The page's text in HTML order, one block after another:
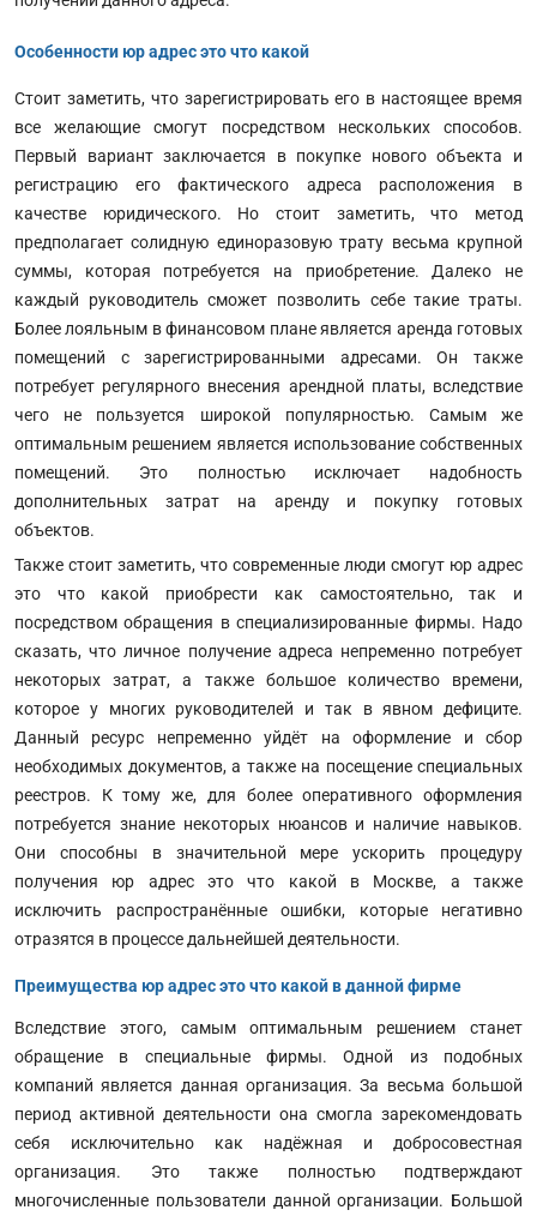
Особенности юр адрес это что какой
Стоит заметить, что зарегистрировать его в настоящее время
все желающие смогут посредством нескольких способов.
Первый вариант заключается в покупке нового объекта и
регистрацию его фактического адреса расположения в
качестве юридического. Но стоит заметить, что метод
предполагает солидную единоразовую трату весьма крупной
суммы, которая потребуется на приобретение. Далеко не
каждый руководитель сможет позволить себе такие траты.
Более лояльным в финансовом плане является аренда готовых
помещений с зарегистрированными адресами. Он также
потребует регулярного внесения арендной платы, вследствие
чего не пользуется широкой популярностью. Самым же
оптимальным решением является использование собственных
помещений. Это полностью исключает надобность
дополнительных затрат на аренду и покупку готовых
объектов.
Также стоит заметить, что современные люди смогут юр адрес
это что какой приобрести как самостоятельно, так и
посредством обращения в специализированные фирмы. Надо
сказать, что личное получение адреса непременно потребует
некоторых затрат, а также большое количество времени,
которое у многих руководителей и так в явном дефиците.
Данный ресурс непременно уйдёт на оформление и сбор
необходимых документов, а также на посещение специальных
реестров. К тому же, для более оперативного оформления
потребуется знание некоторых нюансов и наличие навыков.
Они способны в значительной мере ускорить процедуру
получения юр адрес это что какой в Москве, а также
исключить распространённые ошибки, которые негативно
отразятся в процессе дальнейшей деятельности.
Преимущества юр адрес это что какой в данной фирме
Вследствие этого, самым оптимальным решением станет
обращение в специальные фирмы. Одной из подобных
компаний является данная организация. За весьма большой
период активной деятельности она смогла зарекомендовать
себя исключительно как надёжная и добросовестная
организация. Это также полностью подтверждают
многочисленные пользователи данной организации. Большой